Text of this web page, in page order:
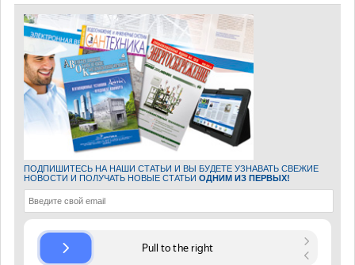
ПОДПИШИТЕСЬ НА НАШИ СТАТЬИ И ВЫ БУДЕТЕ УЗНАВАТЬ СВЕЖИЕ
НОВОСТИ И ПОЛУЧАТЬ НОВЫЕ СТАТЬИ ОДНИМ ИЗ ПЕРВЫХ!